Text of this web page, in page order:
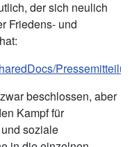
der sich neulich
Friedens- und
beschlossen, aber
Kampf für
soziale